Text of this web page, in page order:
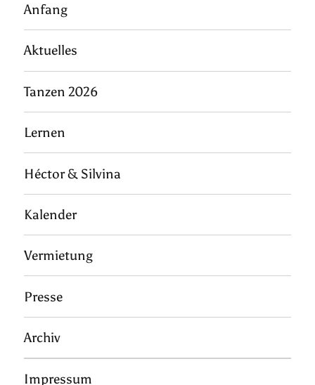
Anfang
Aktuelles
Tanzen 2026
Lernen
Héctor & Silvina
Kalender
Vermietung
Presse
Archiv
Impressum